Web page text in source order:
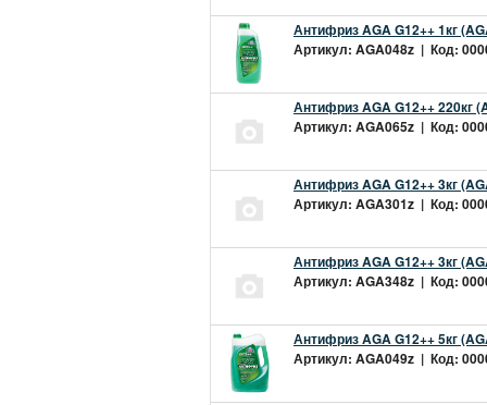
Антифриз AGA G12++ 1кг
Артикул: AGA048z | Код:
Антифриз AGA G12++ 220кг
Артикул: AGA065z | Код:
Антифриз AGA G12++ 3кг
Артикул: AGA301z | Код:
Антифриз AGA G12++ 3кг
Артикул: AGA348z | Код:
Антифриз AGA G12++ 5кг
Артикул: AGA049z | Код: